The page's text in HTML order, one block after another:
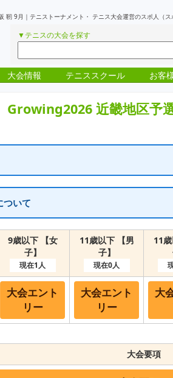
靭 9月｜テニストーナメント・ テニス大会運営のスポ人（ス
▼テニスの大会を探す
大会情報 テニススクール お客
Growing2026 近畿地区予
ついて
に、随時受付が再開となります。
9歳以下 【女
子】
現在1人
11歳以下 【男
子】
現在0人
11
大会エント
リー
大会エント
リー
大
大会要項